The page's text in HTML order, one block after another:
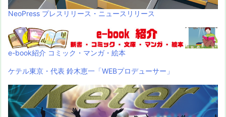
NeoPress プレスリリース・ニュースリリース
e-book紹介 コミック・マンガ・絵本
ケテル東京・代表 鈴木恵一「WEBプロデューサー」